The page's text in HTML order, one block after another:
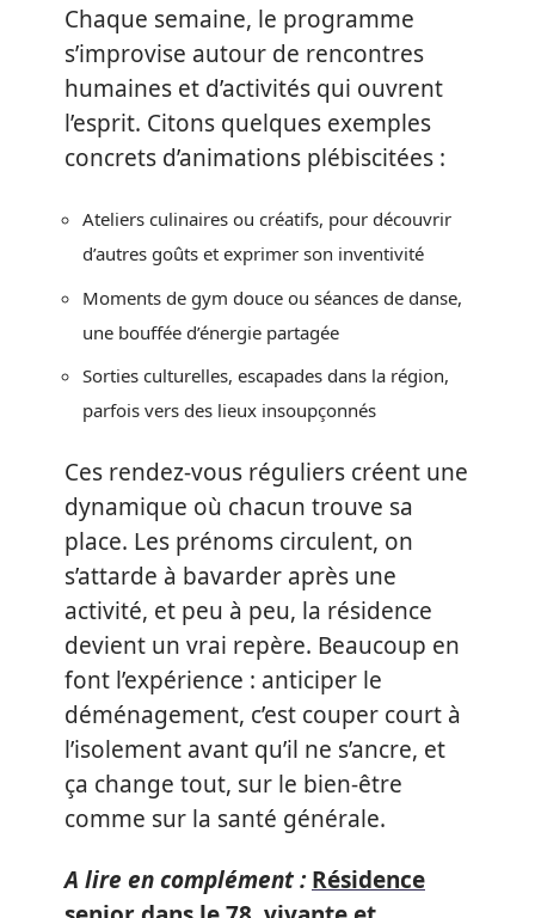
Chaque semaine, le programme
s’improvise autour de rencontres
humaines et d’activités qui ouvrent
l’esprit. Citons quelques exemples
concrets d’animations plébiscitées :
Ateliers culinaires ou créatifs, pour découvrir
d’autres goûts et exprimer son inventivité
Moments de gym douce ou séances de danse,
une bouffée d’énergie partagée
Sorties culturelles, escapades dans la région,
parfois vers des lieux insoupçonnés
Ces rendez-vous réguliers créent une
dynamique où chacun trouve sa
place. Les prénoms circulent, on
s’attarde à bavarder après une
activité, et peu à peu, la résidence
devient un vrai repère. Beaucoup en
font l’expérience : anticiper le
déménagement, c’est couper court à
l’isolement avant qu’il ne s’ancre, et
ça change tout, sur le bien-être
comme sur la santé générale.
A lire en complément : Résidence